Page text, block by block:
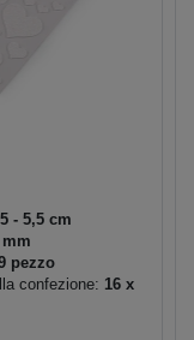
- 5,5 cm
mm
pezzo
confezione: 16 x